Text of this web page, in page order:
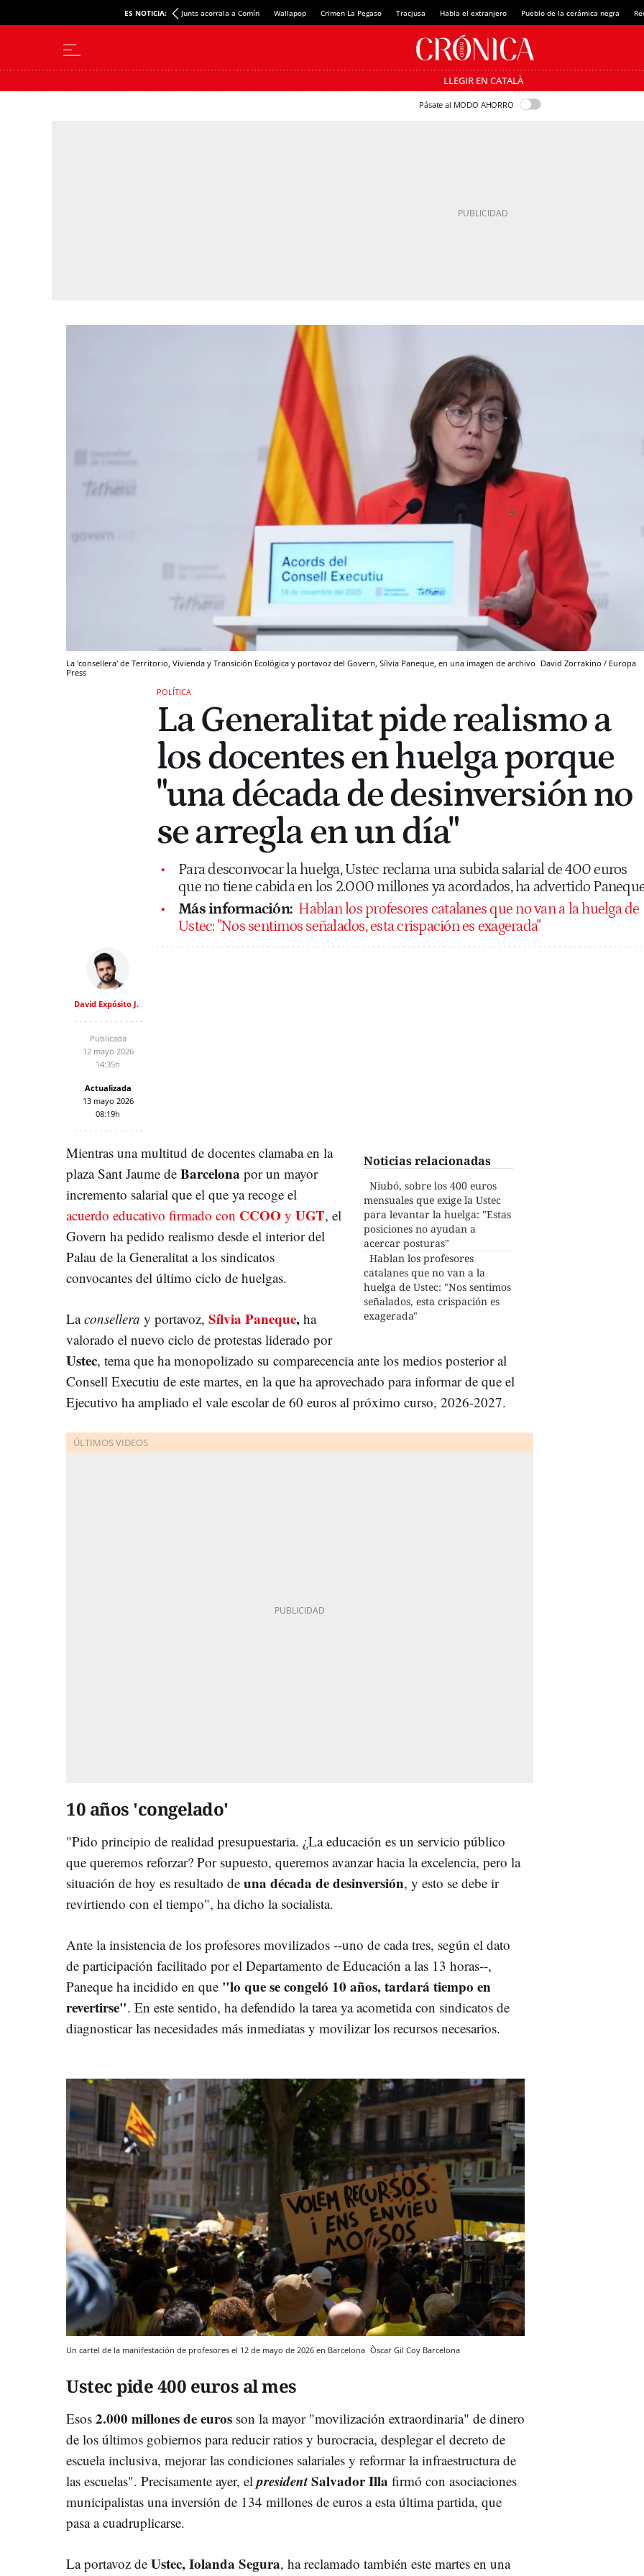
ES NOTICIA: Junts acorrala a Comín Wallapop Crimen La Pegaso Tracjusa Habla el extranjero Pueblo de la cerámica negra
LLEGIR EN CATALÀ
Pásate al MODO AHORRO
La 'consellera' de Territorio, Vivienda y Transición Ecológica y portavoz del Govern, Sílvia Paneque, en una imagen de archivo David Zorrakino / Europa
Press
POLÍTICA
La Generalitat pide realismo a
los docentes en huelga porque
"una década de desinversión no
se arregla en un día"
Para desconvocar la huelga, Ustec reclama una subida salarial de 400 euros
que no tiene cabida en los 2.000 millones ya acordados, ha advertido
Más información: Hablan los profesores catalanes que no van a la huelga de
Ustec: "Nos sentimos señalados, esta crispación es exagerada"
David Expósito J.
Publicada
12 mayo 2026
14:35h
Actualizada
13 mayo 2026
08:19h
Noticias relacionadas
Niubó, sobre los 400 euros
mensuales que exige la Ustec
para levantar la huelga: "Estas
posiciones no ayudan a
acercar posturas"
Hablan los profesores
catalanes que no van a la
huelga de Ustec: "Nos sentimos
señalados, esta crispación es
exagerada"
Mientras una multitud de docentes clamaba en la
plaza Sant Jaume de Barcelona por un mayor
incremento salarial que el que ya recoge el
acuerdo educativo firmado con CCOO y UGT, el
Govern ha pedido realismo desde el interior del
Palau de la Generalitat a los sindicatos
convocantes del último ciclo de huelgas.
Laconsellera y portavoz, Sílvia Paneque, ha
valorado el nuevo ciclo de protestas liderado por
Ustec, tema que ha monopolizado su comparecencia ante los medios posterior al
Consell Executiu de este martes, en la que ha aprovechado para informar de que el
Ejecutivo ha ampliado el vale escolar de 60 euros al próximo curso, 2026-2027.
10 años 'congelado'
"Pido principio de realidad presupuestaria. ¿La educación es un servicio público
que queremos reforzar? Por supuesto, queremos avanzar hacia la excelencia, pero la
situación de hoy es resultado de una década de desinversión, y esto se debe ir
revirtiendo con el tiempo", ha dicho la socialista.
Ante la insistencia de los profesores movilizados --uno de cada tres, según el dato
de participación facilitado por el Departamento de Educación a las 13 horas--,
Paneque ha incidido en que "lo que se congeló 10 años, tardará tiempo en
revertirse". En este sentido, ha defendido la tarea ya acometida con sindicatos de
diagnosticar las necesidades más inmediatas y movilizar los recursos necesarios.
Un cartel de la manifestación de profesores el 12 de mayo de 2026 en Barcelona Òscar Gil Coy Barcelona
Ustec pide 400 euros al mes
Esos 2.000 millones de euros son la mayor "movilización extraordinaria" de dinero
de los últimos gobiernos para reducir ratios y burocracia, desplegar el decreto de
escuela inclusiva, mejorar las condiciones salariales y reformar la infraestructura de
las escuelas". Precisamente ayer, el presidentSalvador Illa firmó con asociaciones
municipalistas una inversión de 134 millones de euros a esta última partida, que
pasa a cuadruplicarse.
La portavoz de Ustec, Iolanda Segura, ha reclamado también este martes en una